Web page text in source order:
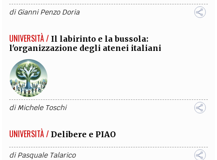
diGianni Penzo Doria
UNIVERSITÀ / Il labirinto e la bussola:
l'organizzazione degli atenei italiani
diMichele Toschi
UNIVERSITÀ / Delibere e PIAO
diPasquale Talarico